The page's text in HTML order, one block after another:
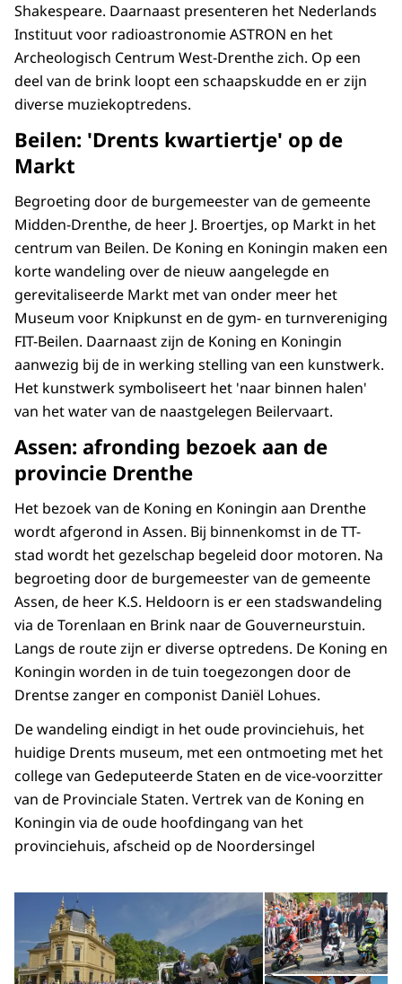
Shakespeare. Daarnaast presenteren het Nederlands
Instituut voor radioastronomie ASTRON en het
Archeologisch Centrum West-Drenthe zich. Op een
deel van de brink loopt een schaapskudde en er zijn
diverse muziekoptredens.
Beilen: 'Drents kwartiertje' op de
Markt
Begroeting door de burgemeester van de gemeente
Midden-Drenthe, de heer J. Broertjes, op Markt in het
centrum van Beilen. De Koning en Koningin maken een
korte wandeling over de nieuw aangelegde en
gerevitaliseerde Markt met van onder meer het
Museum voor Knipkunst en de gym- en turnvereniging
FIT-Beilen. Daarnaast zijn de Koning en Koningin
aanwezig bij de in werking stelling van een kunstwerk.
Het kunstwerk symboliseert het 'naar binnen halen'
van het water van de naastgelegen Beilervaart.
Assen: afronding bezoek aan de
provincie Drenthe
Het bezoek van de Koning en Koningin aan Drenthe
wordt afgerond in Assen. Bij binnenkomst in de TT-
stad wordt het gezelschap begeleid door motoren. Na
begroeting door de burgemeester van de gemeente
Assen, de heer K.S. Heldoorn is er een stadswandeling
via de Torenlaan en Brink naar de Gouverneurstuin.
Langs de route zijn er diverse optredens. De Koning en
Koningin worden in de tuin toegezongen door de
Drentse zanger en componist Daniël Lohues.
De wandeling eindigt in het oude provinciehuis, het
huidige Drents museum, met een ontmoeting met het
college van Gedeputeerde Staten en de vice-voorzitter
van de Provinciale Staten. Vertrek van de Koning en
Koningin via de oude hoofdingang van het
provinciehuis, afscheid op de Noordersingel
Open de galerij in vergrote
©